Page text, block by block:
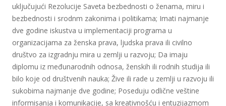
uključujući Rezolucije Saveta bezbednosti o ženama, miru i
bezbednosti i srodnm zakonima i politikama; Imati najmanje
dve godine iskustva u implementaciji programa u
organizacijama za ženska prava, ljudska prava ili civilno
društvo za izgradnju mira u zemlji u razvoju; Da imaju
diplomu iz međunarodnih odnosa, ženskih ili rodnih studija ili
bilo koje od društvenih nauka; Žive ili rade u zemlji u razvoju ili
sukobima najmanje dve godine; Poseduju odlične veštine
informisanja i komunikacije, sa kreativnošću i entuzijazmom